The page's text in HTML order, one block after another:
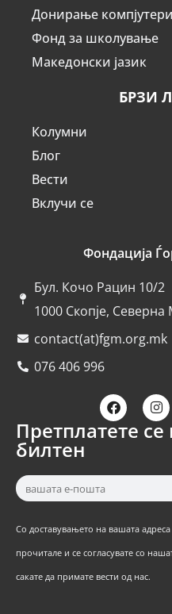
Донирање компјутери
Фонд за школување
Македонски јазик
БРЗИ
Колумни
Блог
Вести
Вклучи се
Фондација
Бул. Кочо Рацин 10/2
1000 Скопје, Северна
contact(at)fgm.org.mk
076 406 996
Претплатете
билтен
Со доставувањето на вашата
прочитале и се согласувате со
сакате да примате вести од нас.